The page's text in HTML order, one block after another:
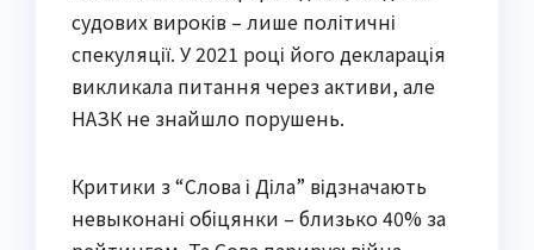
судових вироків – лише політичні
спекуляції. У 2021 році його декларація
викликала питання через активи, але
НАЗК не знайшло порушень.
Критики з “Слова і Діла” відзначають
невыконані обіцянки – близько 40% за